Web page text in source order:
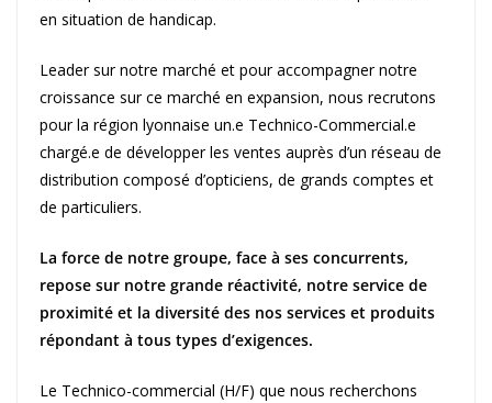
en situation de handicap.
Leader sur notre marché et pour accompagner notre
croissance sur ce marché en expansion, nous recrutons
pour la région lyonnaise un.e Technico-Commercial.e
chargé.e de développer les ventes auprès d’un réseau de
distribution composé d’opticiens, de grands comptes et
de particuliers.
La force de notre groupe, face à ses concurrents,
repose sur notre grande réactivité, notre service de
proximité et la diversité des nos services et produits
répondant à tous types d’exigences.
Le Technico-commercial (H/F) que nous recherchons